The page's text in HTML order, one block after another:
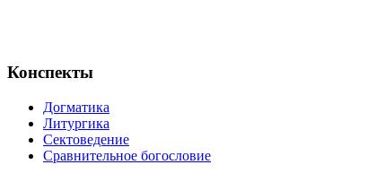
Конспекты
Догматика
Литургика
Сектоведение
Сравнительное богословие